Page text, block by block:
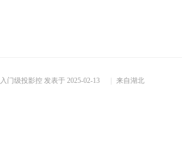
入门级投影控 发表于 2025-02-13 来自湖北